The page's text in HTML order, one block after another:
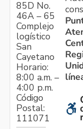
85D No.
46A – 65
Complejo
logístico
San
Cayetano
Horario:
8:00 a.m. –
4:00 p.m.
Código
Postal:
111071